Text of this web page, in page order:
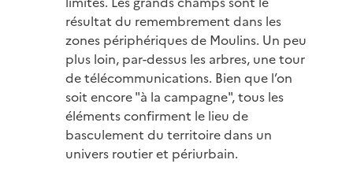
résultat du remembrement dans les
zones périphériques de Moulins. Un peu
plus loin, par-dessus les arbres, une tour
de télécommunications. Bien que l’on
soit encore "à la campagne", tous les
éléments confirment le lieu de
basculement du territoire dans un
univers routier et périurbain.